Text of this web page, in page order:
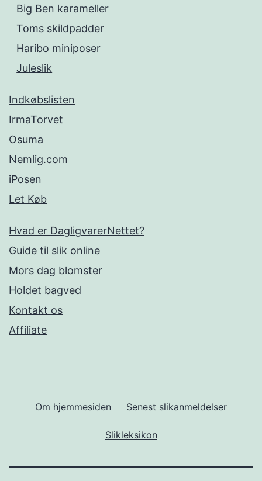
Big Ben karameller
Toms skildpadder
Haribo miniposer
Juleslik
Indkøbslisten
IrmaTorvet
Osuma
Nemlig.com
iPosen
Let Køb
Hvad er DagligvarerNettet?
Guide til slik online
Mors dag blomster
Holdet bagved
Kontakt os
Affiliate
Om hjemmesiden Senest slikanmeldelser
Slikleksikon